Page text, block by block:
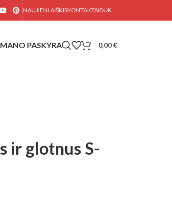
NAUJIENLAIŠKISKONTAKTAIDUK
0,00€
ir glotnus S-